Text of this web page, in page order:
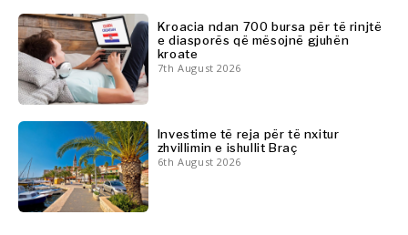
Tregti
Insights
Intervistë
Opinion
Bota
Analizë
Turizëm
Transport
Tregti
Insights
Intervistë
Opinion
Kroacia ndan 700 bursa për të rinjtë
e diasporës që mësojnë gjuhën
kroate
7th August 2026
Investime të reja për të nxitur
zhvillimin e ishullit Braç
6th August 2026